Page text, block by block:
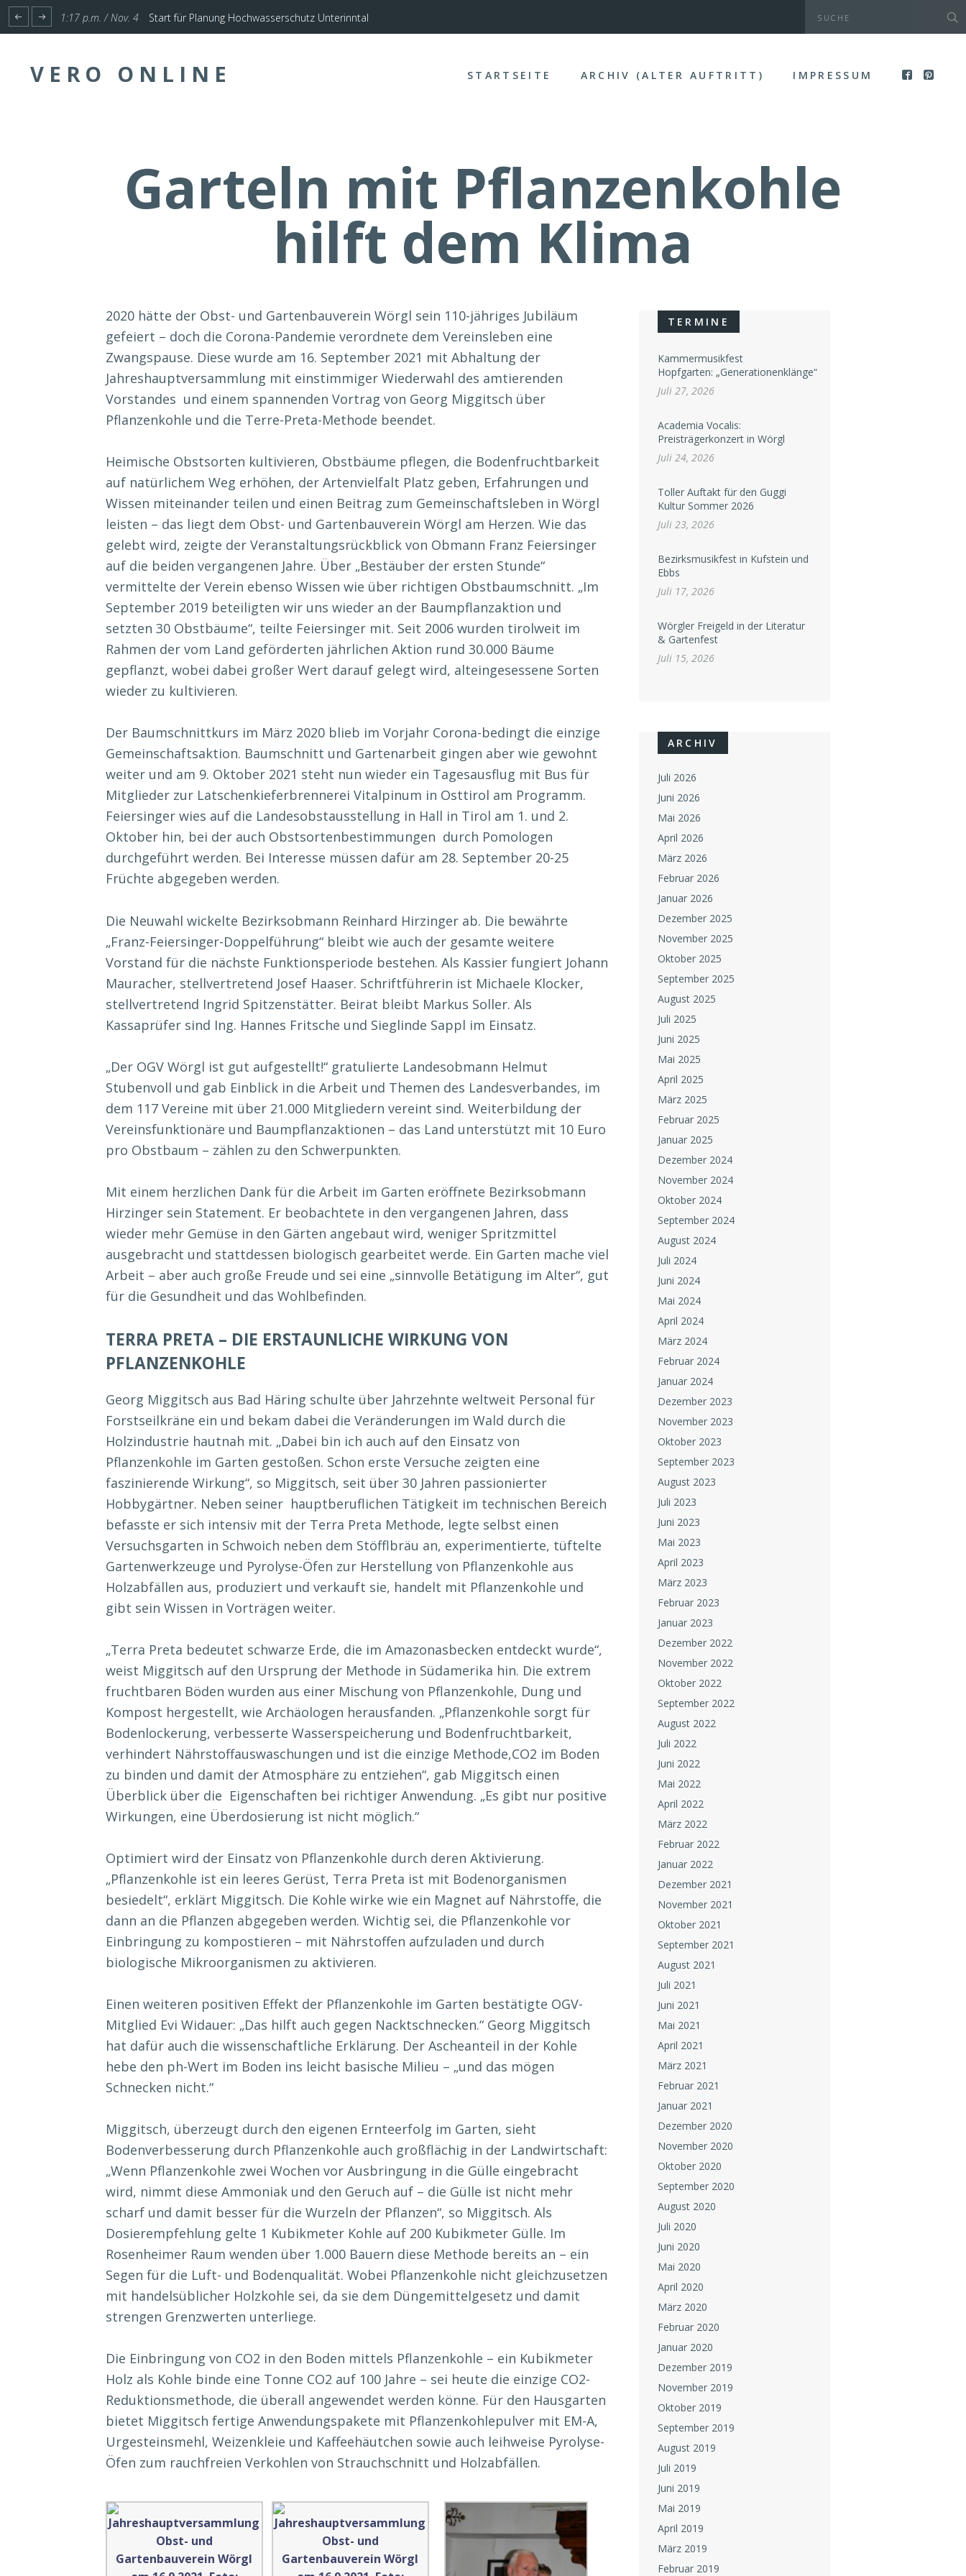
1:17 p.m. / Nov. 4 Start für Planung Hochwasserschutz Unterinntal
VERO ONLINE STARTSEITE ARCHIV (ALTER AUFTRITT) IMPRESSUM
Garteln mit Pflanzenkohle
hilft dem Klima
2020 hätte der Obst- und Gartenbauverein Wörgl sein 110-jähriges Jubiläum
gefeiert – doch die Corona-Pandemie verordnete dem Vereinsleben eine
Zwangspause. Diese wurde am 16. September 2021 mit Abhaltung der
Jahreshauptversammlung mit einstimmiger Wiederwahl des amtierenden
Vorstandes und einem spannenden Vortrag von Georg Miggitsch über
Pflanzenkohle und die Terre-Preta-Methode beendet.
Heimische Obstsorten kultivieren, Obstbäume pflegen, die Bodenfruchtbarkeit
auf natürlichem Weg erhöhen, der Artenvielfalt Platz geben, Erfahrungen und
Wissen miteinander teilen und einen Beitrag zum Gemeinschaftsleben in Wörgl
leisten – das liegt dem Obst- und Gartenbauverein Wörgl am Herzen. Wie das
gelebt wird, zeigte der Veranstaltungsrückblick von Obmann Franz Feiersinger
auf die beiden vergangenen Jahre. Über „Bestäuber der ersten Stunde“
vermittelte der Verein ebenso Wissen wie über richtigen Obstbaumschnitt. „Im
September 2019 beteiligten wir uns wieder an der Baumpflanzaktion und
setzten 30 Obstbäume“, teilte Feiersinger mit. Seit 2006 wurden tirolweit im
Rahmen der vom Land geförderten jährlichen Aktion rund 30.000 Bäume
gepflanzt, wobei dabei großer Wert darauf gelegt wird, alteingesessene Sorten
wieder zu kultivieren.
Der Baumschnittkurs im März 2020 blieb im Vorjahr Corona-bedingt die einzige
Gemeinschaftsaktion. Baumschnitt und Gartenarbeit gingen aber wie gewohnt
weiter und am 9. Oktober 2021 steht nun wieder ein Tagesausflug mit Bus für
Mitglieder zur Latschenkieferbrennerei Vitalpinum in Osttirol am Programm.
Feiersinger wies auf die Landesobstausstellung in Hall in Tirol am 1. und 2.
Oktober hin, bei der auch Obstsortenbestimmungen durch Pomologen
durchgeführt werden. Bei Interesse müssen dafür am 28. September 20-25
Früchte abgegeben werden.
Die Neuwahl wickelte Bezirksobmann Reinhard Hirzinger ab. Die bewährte
„Franz-Feiersinger-Doppelführung“ bleibt wie auch der gesamte weitere
Vorstand für die nächste Funktionsperiode bestehen. Als Kassier fungiert Johann
Mauracher, stellvertretend Josef Haaser. Schriftführerin ist Michaele Klocker,
stellvertretend Ingrid Spitzenstätter. Beirat bleibt Markus Soller. Als
Kassaprüfer sind Ing. Hannes Fritsche und Sieglinde Sappl im Einsatz.
„Der OGV Wörgl ist gut aufgestellt!“ gratulierte Landesobmann Helmut
Stubenvoll und gab Einblick in die Arbeit und Themen des Landesverbandes, im
dem 117 Vereine mit über 21.000 Mitgliedern vereint sind. Weiterbildung der
Vereinsfunktionäre und Baumpflanzaktionen – das Land unterstützt mit 10 Euro
pro Obstbaum – zählen zu den Schwerpunkten.
Mit einem herzlichen Dank für die Arbeit im Garten eröffnete Bezirksobmann
Hirzinger sein Statement. Er beobachtete in den vergangenen Jahren, dass
wieder mehr Gemüse in den Gärten angebaut wird, weniger Spritzmittel
ausgebracht und stattdessen biologisch gearbeitet werde. Ein Garten mache viel
Arbeit – aber auch große Freude und sei eine „sinnvolle Betätigung im Alter“, gut
für die Gesundheit und das Wohlbefinden.
TERRA PRETA – DIE ERSTAUNLICHE WIRKUNG VON
PFLANZENKOHLE
Georg Miggitsch aus Bad Häring schulte über Jahrzehnte weltweit Personal für
Forstseilkräne ein und bekam dabei die Veränderungen im Wald durch die
Holzindustrie hautnah mit. „Dabei bin ich auch auf den Einsatz von
Pflanzenkohle im Garten gestoßen. Schon erste Versuche zeigten eine
faszinierende Wirkung“, so Miggitsch, seit über 30 Jahren passionierter
Hobbygärtner. Neben seiner hauptberuflichen Tätigkeit im technischen Bereich
befasste er sich intensiv mit der Terra Preta Methode, legte selbst einen
Versuchsgarten in Schwoich neben dem Stöfflbräu an, experimentierte, tüftelte
Gartenwerkzeuge und Pyrolyse-Öfen zur Herstellung von Pflanzenkohle aus
Holzabfällen aus, produziert und verkauft sie, handelt mit Pflanzenkohle und
gibt sein Wissen in Vorträgen weiter.
„Terra Preta bedeutet schwarze Erde, die im Amazonasbecken entdeckt wurde“,
weist Miggitsch auf den Ursprung der Methode in Südamerika hin. Die extrem
fruchtbaren Böden wurden aus einer Mischung von Pflanzenkohle, Dung und
Kompost hergestellt, wie Archäologen herausfanden. „Pflanzenkohle sorgt für
Bodenlockerung, verbesserte Wasserspeicherung und Bodenfruchtbarkeit,
verhindert Nährstoffauswaschungen und ist die einzige Methode,CO2 im Boden
zu binden und damit der Atmosphäre zu entziehen“, gab Miggitsch einen
Überblick über die Eigenschaften bei richtiger Anwendung. „Es gibt nur positive
Wirkungen, eine Überdosierung ist nicht möglich.“
Optimiert wird der Einsatz von Pflanzenkohle durch deren Aktivierung.
„Pflanzenkohle ist ein leeres Gerüst, Terra Preta ist mit Bodenorganismen
besiedelt“, erklärt Miggitsch. Die Kohle wirke wie ein Magnet auf Nährstoffe, die
dann an die Pflanzen abgegeben werden. Wichtig sei, die Pflanzenkohle vor
Einbringung zu kompostieren – mit Nährstoffen aufzuladen und durch
biologische Mikroorganismen zu aktivieren.
Einen weiteren positiven Effekt der Pflanzenkohle im Garten bestätigte OGV-
Mitglied Evi Widauer: „Das hilft auch gegen Nacktschnecken.“ Georg Miggitsch
hat dafür auch die wissenschaftliche Erklärung. Der Ascheanteil in der Kohle
hebe den ph-Wert im Boden ins leicht basische Milieu – „und das mögen
Schnecken nicht.“
Miggitsch, überzeugt durch den eigenen Ernteerfolg im Garten, sieht
Bodenverbesserung durch Pflanzenkohle auch großflächig in der Landwirtschaft:
„Wenn Pflanzenkohle zwei Wochen vor Ausbringung in die Gülle eingebracht
wird, nimmt diese Ammoniak und den Geruch auf – die Gülle ist nicht mehr
scharf und damit besser für die Wurzeln der Pflanzen“, so Miggitsch. Als
Dosierempfehlung gelte 1 Kubikmeter Kohle auf 200 Kubikmeter Gülle. Im
Rosenheimer Raum wenden über 1.000 Bauern diese Methode bereits an – ein
Segen für die Luft- und Bodenqualität. Wobei Pflanzenkohle nicht gleichzusetzen
mit handelsüblicher Holzkohle sei, da sie dem Düngemittelgesetz und damit
strengen Grenzwerten unterliege.
Die Einbringung von CO2 in den Boden mittels Pflanzenkohle – ein Kubikmeter
Holz als Kohle binde eine Tonne CO2 auf 100 Jahre – sei heute die einzige CO2-
Reduktionsmethode, die überall angewendet werden könne. Für den Hausgarten
bietet Miggitsch fertige Anwendungspakete mit Pflanzenkohlepulver mit EM-A,
Urgesteinsmehl, Weizenkleie und Kaffeehäutchen sowie auch leihweise Pyrolyse-
Öfen zum rauchfreien Verkohlen von Strauchschnitt und Holzabfällen.
TERMINE
Kammermusikfest
Hopfgarten: „Generationenklänge“
Juli 27, 2026
Academia Vocalis:
Preisträgerkonzert in Wörgl
Juli 24, 2026
Toller Auftakt für den Guggi
Kultur Sommer 2026
Juli 23, 2026
Bezirksmusikfest in Kufstein und
Ebbs
Juli 17, 2026
Wörgler Freigeld in der Literatur
& Gartenfest
Juli 15, 2026
ARCHIV
Juli 2026
Juni 2026
Mai 2026
April 2026
März 2026
Februar 2026
Januar 2026
Dezember 2025
November 2025
Oktober 2025
September 2025
August 2025
Juli 2025
Juni 2025
Mai 2025
April 2025
März 2025
Februar 2025
Januar 2025
Dezember 2024
November 2024
Oktober 2024
September 2024
August 2024
Juli 2024
Juni 2024
Mai 2024
April 2024
März 2024
Februar 2024
Januar 2024
Dezember 2023
November 2023
Oktober 2023
September 2023
August 2023
Juli 2023
Juni 2023
Mai 2023
April 2023
März 2023
Februar 2023
Januar 2023
Dezember 2022
November 2022
Oktober 2022
September 2022
August 2022
Juli 2022
Juni 2022
Mai 2022
April 2022
März 2022
Februar 2022
Januar 2022
Dezember 2021
November 2021
Oktober 2021
September 2021
August 2021
Juli 2021
Juni 2021
Mai 2021
April 2021
März 2021
Februar 2021
Januar 2021
Dezember 2020
November 2020
Oktober 2020
September 2020
August 2020
Juli 2020
Juni 2020
Mai 2020
April 2020
März 2020
Februar 2020
Januar 2020
Dezember 2019
November 2019
Oktober 2019
September 2019
August 2019
Juli 2019
Juni 2019
Mai 2019
April 2019
März 2019
Februar 2019